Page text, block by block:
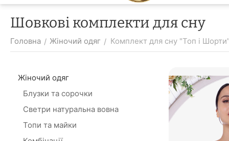
Шовкові комплекти для сну
Головна / Жіночий одяг / Комплект для сну "Топ і
Жіночий одяг
Блузки та сорочки
Светри натуральна вовна
Топи та майки